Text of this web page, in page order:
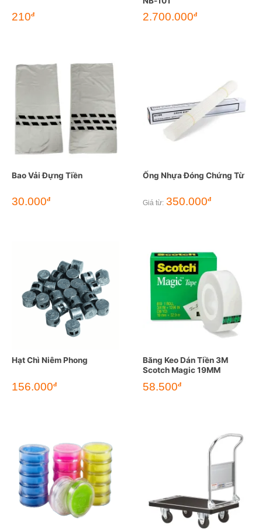
210đ 2.700.000đ
Bao Vải Đựng Tiền
30.000đ
Ống Nhựa Đóng Chứng Từ
Giá từ: 350.000đ
Hạt Chì Niêm Phong
156.000đ
Băng Keo Dán Tiền 3M
Scotch Magic 19MM
58.500đ